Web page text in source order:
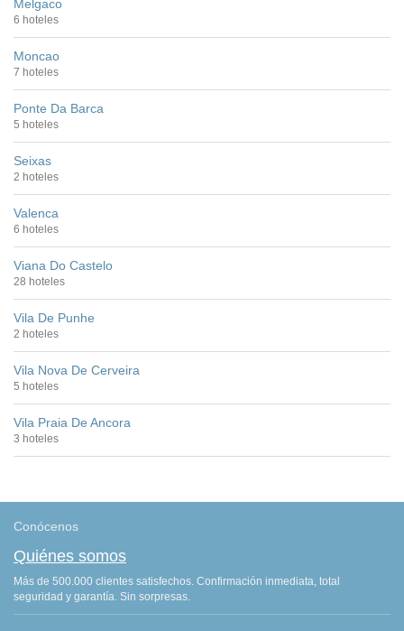
Melgaco
6 hoteles
Moncao
7 hoteles
Ponte Da Barca
5 hoteles
Seixas
2 hoteles
Valenca
6 hoteles
Viana Do Castelo
28 hoteles
Vila De Punhe
2 hoteles
Vila Nova De Cerveira
5 hoteles
Vila Praia De Ancora
3 hoteles
Conócenos
Quiénes somos
Más de 500.000 clientes satisfechos. Confirmación inmediata, total
seguridad y garantía. Sin sorpresas.